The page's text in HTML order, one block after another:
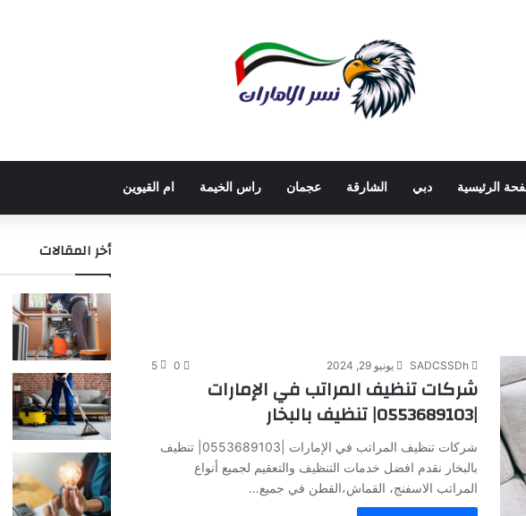
الرئيسية دبي الشارقة عجمان راس الخيمة ام القيوين
SADCSSDh يونيو 29, 2024 0
5
شركات تنظيف المراتب في الإمارات
|0553689103| تنظيف بالبخار
شركات تنظيف المراتب في الإمارات |0553689103| تنظيف
بالبخار نقدم افضل خدمات التنظيف والتعقيم لجميع أنواع
المراتب الاسفنج، القماش،القطن في جميع…
أخر المقالات